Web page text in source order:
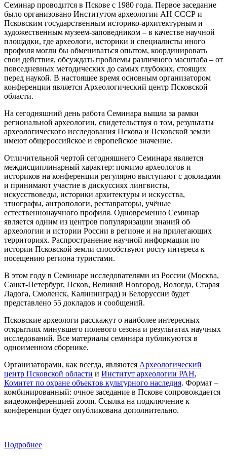
Семинар проводится в Пскове с 1980 года. Первое заседание
было организовано Институтом археологии АН СССР и
Псковским государственным историко-архитектурным и
художественным музеем-заповедником – в качестве научной
площадки, где археологи, историки и специалисты иного
профиля могли бы обмениваться опытом, координировать
свои действия, обсуждать проблемы различного масштаба – от
повседневных методических до самых глубоких, стоящих
перед наукой. В настоящее время основным организатором
конференции является Археологический центр Псковской
области.
На сегодняшний день работа Семинара вышла за рамки
региональной археологии, свидетельствуя о том, результаты
археологического исследования Пскова и Псковской земли
имеют общероссийское и европейское значение.
Отличительной чертой сегодняшнего Семинара является
междисциплинарный характер: помимо археологов и
историков на конференции регулярно выступают с докладами
и принимают участие в дискуссиях лингвисты,
искусствоведы, историки архитектуры и искусства,
этнографы, антропологи, реставраторы, учёные
естественнонаучного профиля. Одновременно Семинар
является одним из центров популяризации знаний об
археологии и истории России в регионе и на прилегающих
территориях. Распространение научной информации по
истории Псковской земли способствуют росту интереса к
посещению региона туристами.
В этом году в Семинаре исследователями из России (Москва,
Санкт-Петербург, Псков, Великий Новгород, Вологда, Старая
Ладога, Смоленск, Калининград) и Белоруссии будет
представлено 55 докладов и сообщений.
Псковские археологи расскажут о наиболее интересных
открытиях минувшего полевого сезона и результатах научных
исследований. Все материалы семинара публикуются в
одноименном сборнике.
Организаторами, как всегда, являются Археологический
центр Псковской области и Институт археологии РАН,
Комитет по охране объектов культурного наследия. Формат –
комбинированный: очное заседание в Пскове сопровождается
видеоконференцией zoom. Ссылка на подключение к
конференции будет опубликована дополнительно.
Подробнее